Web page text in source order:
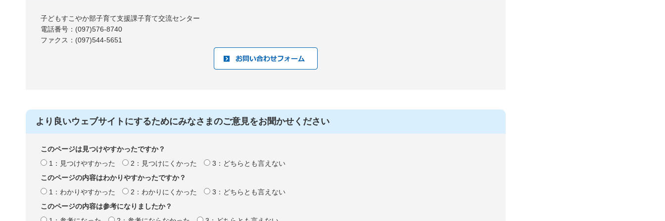
子どもすこやか部子育て支援課子育て交流センター
電話番号：(097)576-8740
ファクス：(097)544-5651
より良いウェブサイトにするためにみなさまのご意見をお聞かせください
このページは見つけやすかったですか？
1：見つけやすかった
2：見つけにくかった
3：どちらとも言えない
このページの内容はわかりやすかったですか？
1：わかりやすかった
2：わかりにくかった
3：どちらとも言えない
このページの内容は参考になりましたか？